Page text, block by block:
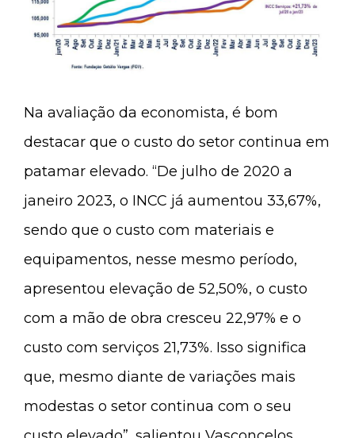
Na avaliação da economista, é bom
destacar que o custo do setor continua em
patamar elevado. “De julho de 2020 a
janeiro 2023, o INCC já aumentou 33,67%,
sendo que o custo com materiais e
equipamentos, nesse mesmo período,
apresentou elevação de 52,50%, o custo
com a mão de obra cresceu 22,97% e o
custo com serviços 21,73%. Isso significa
que, mesmo diante de variações mais
modestas o setor continua com o seu